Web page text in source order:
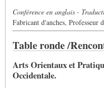
Conférence en anglais -
Fabricant d'anches, Professeur
Table ronde /
Arts Orientaux et
Occidentale.